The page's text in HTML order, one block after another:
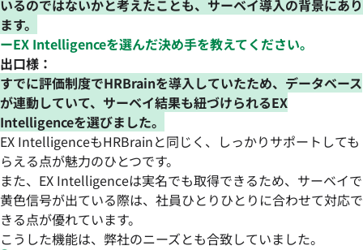
いるのではないかと考えたことも、サーベイ導入の背景にあり
ます。
ーEX Intelligenceを選んだ決め手を教えてください。
出口様：
すでに評価制度でHRBrainを導入していたため、データベース
が連動していて、サーベイ結果も紐づけられるEX
Intelligenceを選びました。
EX IntelligenceもHRBrainと同じく、しっかりサポートしても
らえる点が魅力のひとつです。
また、EX Intelligenceは実名でも取得できるため、サーベイで
黄色信号が出ている際は、社員ひとりひとりに合わせて対応で
きる点が優れています。
こうした機能は、弊社のニーズとも合致していました。